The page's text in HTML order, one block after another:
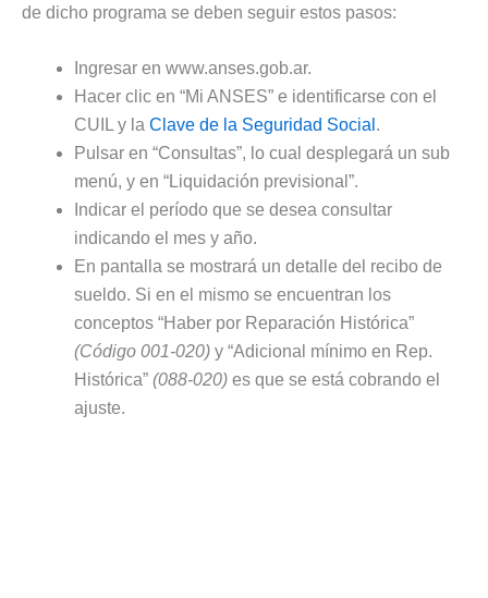
de dicho programa se deben seguir estos pasos:
Ingresar en www.anses.gob.ar.
Hacer clic en “Mi ANSES” e identificarse con el
CUIL y la Clave de la Seguridad Social .
Pulsar en “Consultas”, lo cual desplegará un sub
menú, y en “Liquidación previsional”.
Indicar el período que se desea consultar
indicando el mes y año.
En pantalla se mostrará un detalle del recibo de
sueldo. Si en el mismo se encuentran los
conceptos “Haber por Reparación Histórica”
(Código 001-020) y “Adicional mínimo en Rep.
Histórica” (088-020) es que se está cobrando el
ajuste.